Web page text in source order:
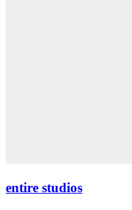
entire studios